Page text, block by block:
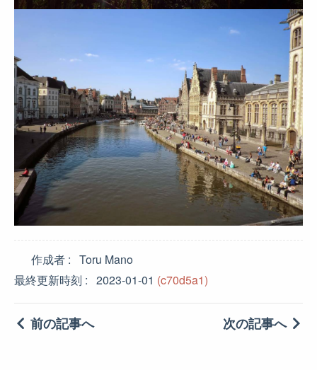
作成者
Toru Mano
最終更新時刻
2023-01-01 (c70d5a1)
前の記事へ 次の記事へ